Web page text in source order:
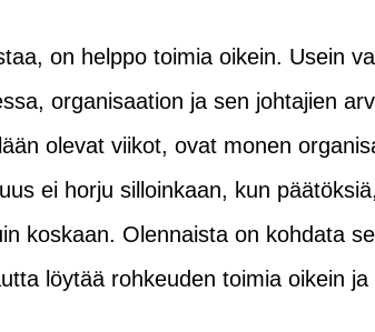
on helppo toimia oikein. Usein
organisaation ja sen johtajien
olevat viikot, ovat monen
ei horju silloinkaan, kun
koskaan. Olennaista on kohdata
löytää rohkeuden toimia oikein